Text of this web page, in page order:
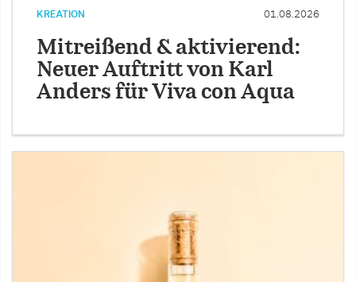
KREATION 01.08.2026
Mitreißend & aktivierend:
Neuer Auftritt von Karl
Anders für Viva con Aqua